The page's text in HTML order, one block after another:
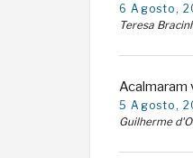
6 Agosto,
Teresa
Acalmaram
5 Agosto,
Guilherme